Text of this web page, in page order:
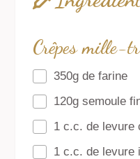
Crêpes mille-
350g de farine
120g semoule
1 c.c. de levure
1 c.c. de levure